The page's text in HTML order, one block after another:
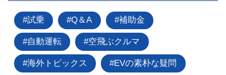
試乗 Q＆A 補助金
自動運転 空飛ぶクルマ
海外トピックス EVの素朴な疑問